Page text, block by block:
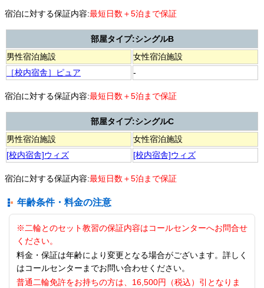
宿泊に対する保証内容:最短日数＋5泊まで保証
部屋タイプ:シングルB
男性宿泊施設
女性宿泊施設
［校内宿舎］ピュア
-
宿泊に対する保証内容:最短日数＋5泊まで保証
部屋タイプ:シングルC
男性宿泊施設
女性宿泊施設
[校内宿舎]ウィズ
[校内宿舎]ウィズ
宿泊に対する保証内容:最短日数＋5泊まで保証
年齢条件・料金の注意
※二輪とのセット教習の保証内容はコールセンターへお問合せ
ください。
料金・保証は年齢により変更となる場合がございます。詳しく
はコールセンターまでお問い合わせください。
普通二輪免許をお持ちの方は、16,500円（税込）引となりま